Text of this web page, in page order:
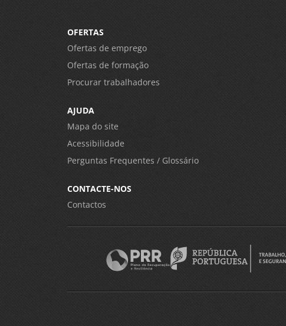
OFERTAS
Ofertas de emprego
Ofertas de formação
Procurar trabalhadores
AJUDA
Mapa do site
Acessibilidade
Perguntas Frequentes / Glossário
CONTACTE-NOS
Contactos